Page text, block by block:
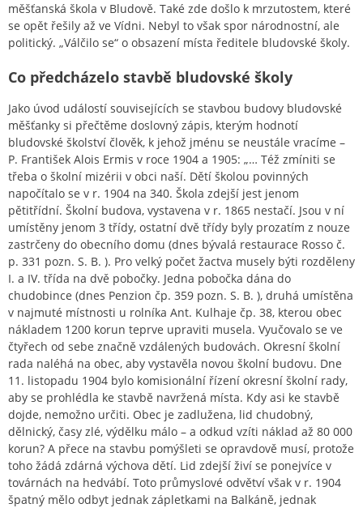
měšťanská škola v Bludově. Také zde došlo k mrzutostem, které
se opět řešily až ve Vídni. Nebyl to však spor národnostní, ale
politický. „Válčilo se“ o obsazení místa ředitele bludovské školy.
Co předcházelo stavbě bludovské školy
Jako úvod událostí souvisejících se stavbou budovy bludovské
měšťanky si přečtěme doslovný zápis, kterým hodnotí
bludovské školství člověk, k jehož jménu se neustále vracíme –
P. František Alois Ermis v roce 1904 a 1905: „… Též zmíniti se
třeba o školní mizérii v obci naší. Dětí školou povinných
napočítalo se v r. 1904 na 340. Škola zdejší jest jenom
pětitřídní. Školní budova, vystavena v r. 1865 nestačí. Jsou v ní
umístěny jenom 3 třídy, ostatní dvě třídy byly prozatím z nouze
zastrčeny do obecního domu (dnes bývalá restaurace Rosso č.
p. 331 pozn. S. B. ). Pro velký počet žactva musely býti rozděleny
I. a IV. třída na dvě pobočky. Jedna pobočka dána do
chudobince (dnes Penzion čp. 359 pozn. S. B. ), druhá umístěna
v najmuté místnosti u rolníka Ant. Kulhaje čp. 38, kterou obec
nákladem 1200 korun teprve upraviti musela. Vyučovalo se ve
čtyřech od sebe značně vzdálených budovách. Okresní školní
rada naléhá na obec, aby vystavěla novou školní budovu. Dne
11. listopadu 1904 bylo komisionální řízení okresní školní rady,
aby se prohlédla ke stavbě navržená místa. Kdy asi ke stavbě
dojde, nemožno určiti. Obec je zadlužena, lid chudobný,
dělnický, časy zlé, výdělku málo – a odkud vzíti náklad až 80 000
korun? A přece na stavbu pomýšleti se opravdově musí, protože
toho žádá zdárná výchova dětí. Lid zdejší živí se ponejvíce v
továrnách na hedvábí. Toto průmyslové odvětví však v r. 1904
špatný mělo odbyt jednak zápletkami na Balkáně, jednak